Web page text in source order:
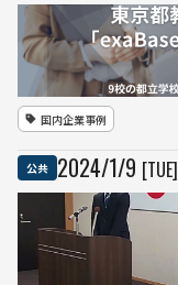
国内企業事例
公共 2024/1/9 [TUE]